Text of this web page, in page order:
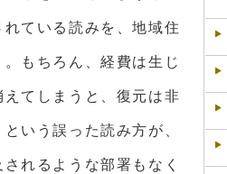
ている読みを、地域住
もちろん、経費は生じ
てしまうと、復元は非
いう誤った読み方が、
れるような部署もなく